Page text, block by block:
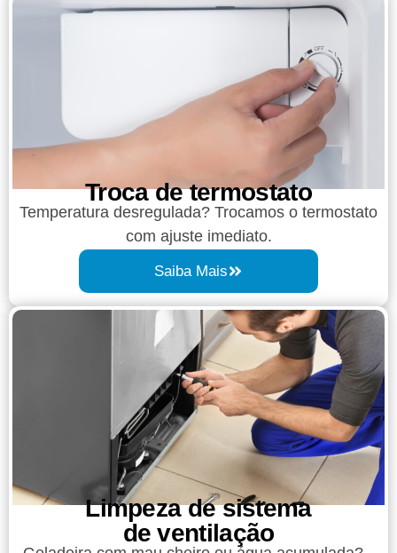
Troca de termostato
Temperatura desregulada? Trocamos o termostato
com ajuste imediato.
Saiba Mais
Limpeza de sistema
de ventilação